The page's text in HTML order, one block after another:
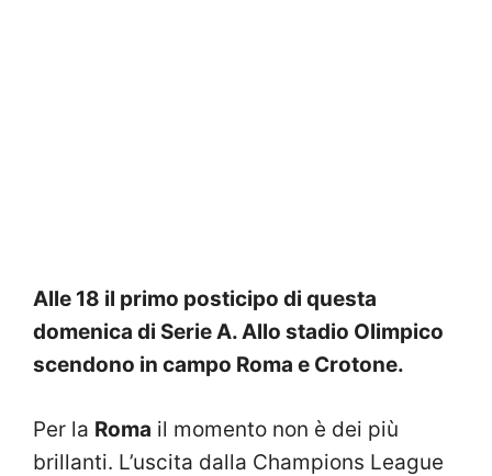
Alle 18 il primo posticipo di questa
domenica di Serie A. Allo stadio Olimpico
scendono in campo Roma e Crotone.
Per la Roma il momento non è dei più
brillanti. L’uscita dalla Champions League